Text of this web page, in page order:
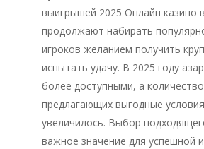
выигрышей 2025 Онлайн казино
продолжают набирать
игроков желанием получить
испытать удачу. В 2025 году
более доступными, а
предлагающих выгодные
увеличилось. Выбор
важное значение для успешной